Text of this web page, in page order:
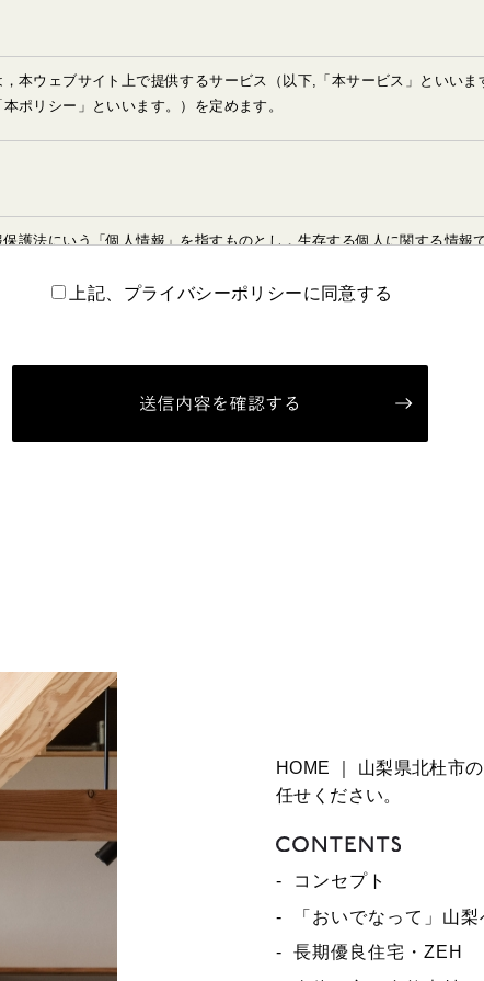
本ウェブサイト上で提供するサービス（以下,「本サービス」といい
ポリシー」といいます。）を定めます。
護法にいう「個人情報」を指すものとし，生存する個人に関する情報
は，上記に定める「個人情報」以外のものをいい，ご利用いただいた
りです。
況の閲覧を行っていただくために，氏名，住所，連絡先，支払方法な
する目的
レスを利用する場合やユーザーに商品を送付したり必要に応じて連
日，住所，電話番号，銀行口座番号，クレジットカード番号，運転免
品名や数量，利用されたサービスの種類や期間，回数，請求金額，氏
ために，当社に登録されている情報を入力画面に表示させたり，ユー
上記、プライバシーポリシーに同意する
HOME ｜ 山梨県北杜市
任せください。
コンセプト
「おいでなって」山梨
長期優良住宅・ZEH